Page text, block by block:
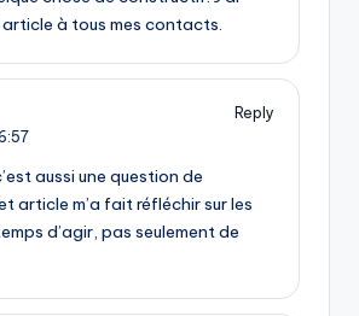
à tous mes contacts.
Reply
aussi une question de
article m’a fait réfléchir sur les
d’agir, pas seulement de